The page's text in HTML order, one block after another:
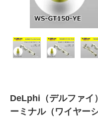
DeLphi（デルファイ
ーミナル（ワイヤー